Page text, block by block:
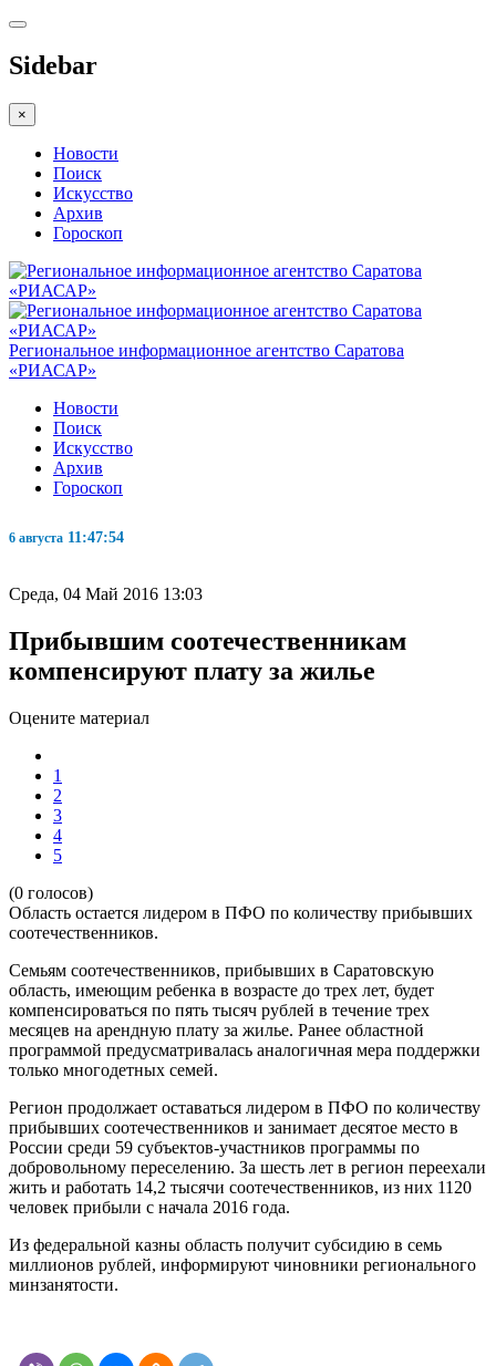
Sidebar
×
Новости
Поиск
Искусство
Архив
Гороскоп
Региональное информационное агентство Саратова
«РИАСАР»
Новости
Поиск
Искусство
Архив
Гороскоп
6 августа 11:47:55
Среда, 04 Май 2016 13:03
Прибывшим соотечественникам
компенсируют плату за жилье
Оцените материал
1
2
3
4
5
(0 голосов)
Область остается лидером в ПФО по количеству прибывших
соотечественников.
Семьям соотечественников, прибывших в Саратовскую
область, имеющим ребенка в возрасте до трех лет, будет
компенсироваться по пять тысяч рублей в течение трех
месяцев на арендную плату за жилье. Ранее областной
программой предусматривалась аналогичная мера поддержки
только многодетных семей.
Регион продолжает оставаться лидером в ПФО по количеству
прибывших соотечественников и занимает десятое место в
России среди 59 субъектов-участников программы по
добровольному переселению. За шесть лет в регион переехали
жить и работать 14,2 тысячи соотечественников, из них 1120
человек прибыли с начала 2016 года.
Из федеральной казны область получит субсидию в семь
миллионов рублей, информируют чиновники регионального
минзанятости.